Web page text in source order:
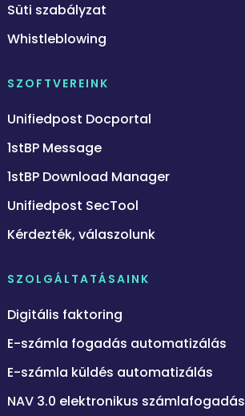
Süti szabályzat
Whistleblowing
SZOFTVEREINK
Unifiedpost Docportal
1stBP Message
1stBP Download Manager
Unifiedpost SecTool
Kérdezték, válaszolunk
SZOLGÁLTATÁSAINK
Digitális faktoring
E-számla fogadás automatizálás
E-számla küldés automatizálás
NAV 3.0 elektronikus számlafogadás